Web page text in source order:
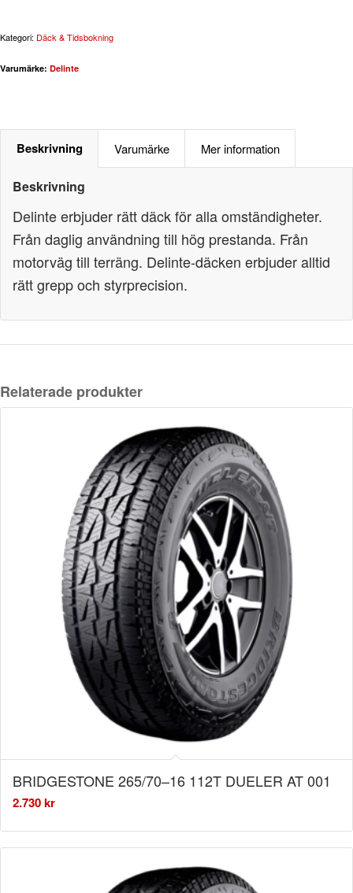
Kategori: Däck & Tidsbokning
Varumärke: Delinte
Beskrivning Varumärke Mer information
Beskrivning
Delinte erbjuder rätt däck för alla omständigheter.
Från daglig användning till hög prestanda. Från
motorväg till terräng. Delinte-däcken erbjuder alltid
rätt grepp och styrprecision.
Relaterade produkter
BRIDGESTONE 265/70–16 112T DUELER AT 001
2.730kr